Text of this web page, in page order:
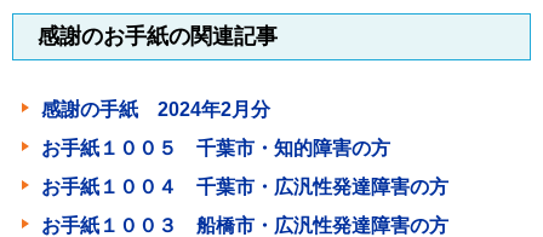
感謝のお手紙の関連記事
感謝の手紙 2024年2月分
お手紙１００５ 千葉市・知的障害の方
お手紙１００４ 千葉市・広汎性発達障害の方
お手紙１００３ 船橋市・広汎性発達障害の方